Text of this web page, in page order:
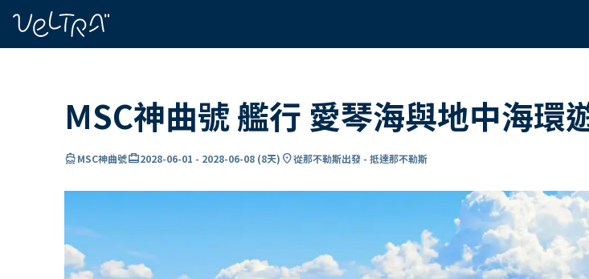
MSC神曲號 艦行 愛琴海與地中海環
directions_boatMSC神曲號card_travel2028-06-01 - 2028-06-08 (8天) location_on從那不勒斯出發 - 抵達那不勒斯